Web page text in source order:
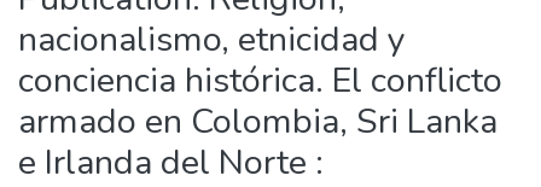
nacionalismo, etnicidad y
conciencia histórica. El conflicto
armado en Colombia, Sri Lanka
e Irlanda del Norte :